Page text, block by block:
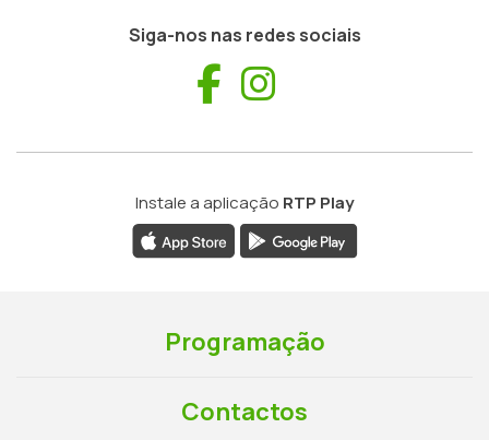
Siga-nos nas redes sociais
Facebook
Instale a aplicação RTP Play
Programação
Contactos